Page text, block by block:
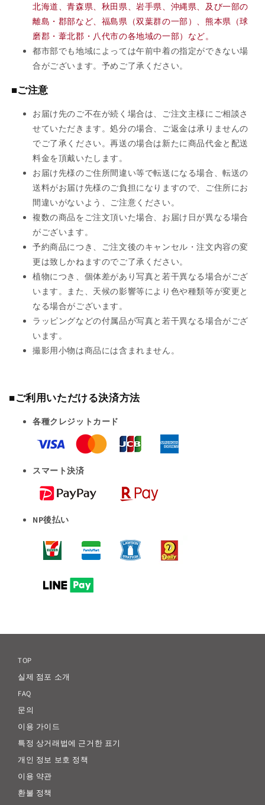
北海道、青森県、秋田県、岩手県、沖縄県、及び一部の
離島・郡部など、福島県（双葉群の一部）、熊本県（球
磨郡・葦北郡・八代市の各地域の一部）など。
都市部でも地域によっては午前中着の指定ができない場
合がございます。予めご了承ください。
■ご注意
お届け先のご不在が続く場合は、ご注文主様にご相談さ
せていただきます。処分の場合、ご返金は承りませんの
でご了承ください。再送の場合は新たに商品代金と配送
料金を頂戴いたします。
お届け先様のご住所間違い等で転送になる場合、転送の
送料がお届け先様のご負担になりますので、ご住所にお
間違いがないよう、ご注意ください。
複数の商品をご注文頂いた場合、お届け日が異なる場合
がございます。
予約商品につき、ご注文後のキャンセル・注文内容の変
更は致しかねますのでご了承ください。
植物につき、個体差があり写真と若干異なる場合がござ
います。また、天候の影響等により色や種類等が変更と
なる場合がございます。
ラッピングなどの付属品が写真と若干異なる場合がござ
います。
撮影用小物は商品には含まれません。
■ご利用いただける決済方法
各種クレジットカード
スマート決済
NP後払い
TOP
실제 점포 소개
FAQ
문의
이용 가이드
특정 상거래법에 근거한 표기
개인 정보 보호 정책
이용 약관
환불 정책